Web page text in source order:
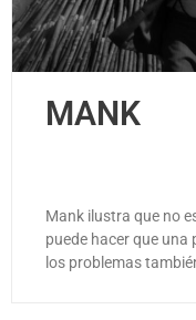
MANK
Mank ilustra que no
puede hacer que una
los problemas